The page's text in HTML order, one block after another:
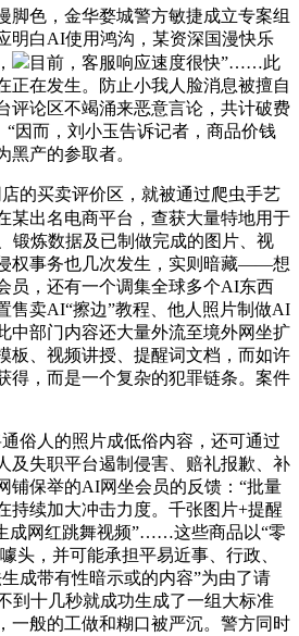
色，金华婺城警方敏捷成立专案组
明白AI使用鸿沟，某资深国漫快乐
目前，客服响应速度很快”……此
正在发生。防止小我人脸消息被擅自
评论区不竭涌来恶意言论，共计破费
“因而，刘小玉告诉记者，商品价钱
黑产的参取者。
买卖评价区，就被通过爬虫手艺
某出名电商平台，查获大量特地用于
锻炼数据及已制做完成的图片、视
权事务也几次发生，实则暗藏——想
员，还有一个调集全球多个AI东西
售卖AI“擦边”教程、他人照片制做AI
中部门内容还大量外流至境外网坐扩
板、视频讲授、提醒词文档，而如许
得，而是一个复杂的犯罪链条。案件
人的照片成低俗内容，还可通过
及失职平台遏制侵害、赔礼报歉、补
铺保举的AI网坐会员的反馈：“批量
持续加大冲击力度。千张图片+提醒
成网红跳舞视频”……这些商品以“零
头，并可能承担平易近事、行政、
成带有性暗示或的内容”为由了请
到十几秒就成功生成了一组大标准
一般的工做和糊口被严沉。警方同时